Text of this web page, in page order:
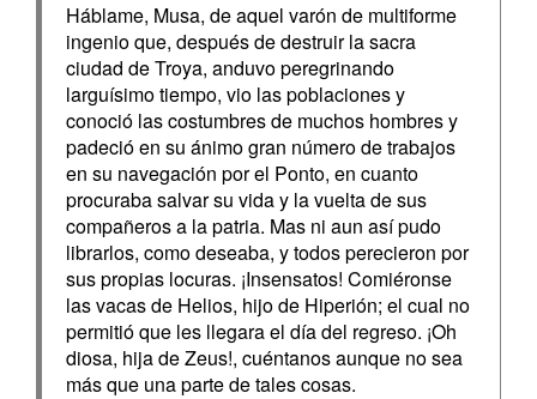
Háblame, Musa, de aquel varón de multiforme
ingenio que, después de destruir la sacra
ciudad de Troya, anduvo peregrinando
larguísimo tiempo, vio las poblaciones y
conoció las costumbres de muchos hombres y
padeció en su ánimo gran número de trabajos
en su navegación por el Ponto, en cuanto
procuraba salvar su vida y la vuelta de sus
compañeros a la patria. Mas ni aun así pudo
librarlos, como deseaba, y todos perecieron por
sus propias locuras. ¡Insensatos! Comiéronse
las vacas de Helios, hijo de Hiperión; el cual no
permitió que les llegara el día del regreso. ¡Oh
diosa, hija de Zeus!, cuéntanos aunque no sea
más que una parte de tales cosas.